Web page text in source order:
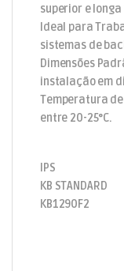
superior e
Ideal para
sistemas de
Dimensões
instalação em
Temperatura
entre 20-25°C.
IPS
KB STANDARD
KB1290F2